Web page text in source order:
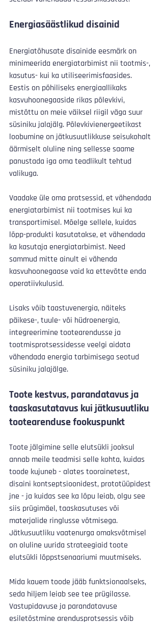
Energiasäästlikud disainid
Energiatõhusate disainide eesmärk on
minimeerida energiatarbimist nii tootmis-,
kasutus- kui ka utiliseerimisfaasides.
Eestis on põhiliseks energiaallikaks
kasvuhoonegaaside rikas põlevkivi,
mistõttu on meie väiksel riigil väga suur
süsiniku jalajälg. Põlevkivienergeetikast
loobumine on jätkusuutlikkuse seisukohalt
äärmiselt oluline ning sellesse saame
panustada iga oma teadlikult tehtud
valikuga.
Vaadake üle oma protsessid, et vähendada
energiatarbimist nii tootmises kui ka
transportimisel. Mõelge sellele, kuidas
lõpp-produkti kasutatakse, et vähendada
ka kasutaja energiatarbimist. Need
sammud mitte ainult ei vähenda
kasvuhoonegaase vaid ka ettevõtte enda
operatiivkulusid.
Lisaks võib taastuvenergia, näiteks
päikese-, tuule- või hüdroenergia,
integreerimine tootearendusse ja
tootmisprotsessidesse veelgi aidata
vähendada energia tarbimisega seotud
süsiniku jalajälge.
Toote kestvus, parandatavus ja
taaskasutatavus kui jätkusuutliku
tootearenduse fookuspunkt
Toote jälgimine selle elutsükli jooksul
annab meile teadmisi selle kohta, kuidas
toode kujuneb - alates toorainetest,
disaini kontseptsioonidest, prototüüpidest
jne - ja kuidas see ka lõpu leiab, olgu see
siis prügimäel, taaskasutuses või
materjalide ringlusse võtmisega.
Jätkusuutliku vaatenurga omaksvõtmisel
on oluline uurida strateegiaid toote
elutsükli lõppstsenaariumi muutmiseks.
Mida kauem toode jääb funktsionaalseks,
seda hiljem leiab see tee prügilasse.
Vastupidavuse ja parandatavuse
esiletõstmine arendusprotsessis võib